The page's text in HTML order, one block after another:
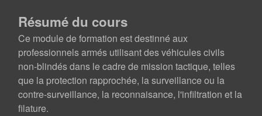
Résumé du cours
Ce module de formation est destinné aux
professionnels armés utilisant des véhicules civils
non-blindés dans le cadre de mission tactique, telles
que la protection rapprochée, la surveillance ou la
contre-surveillance, la reconnaisance, l'infiltration et la
filature.